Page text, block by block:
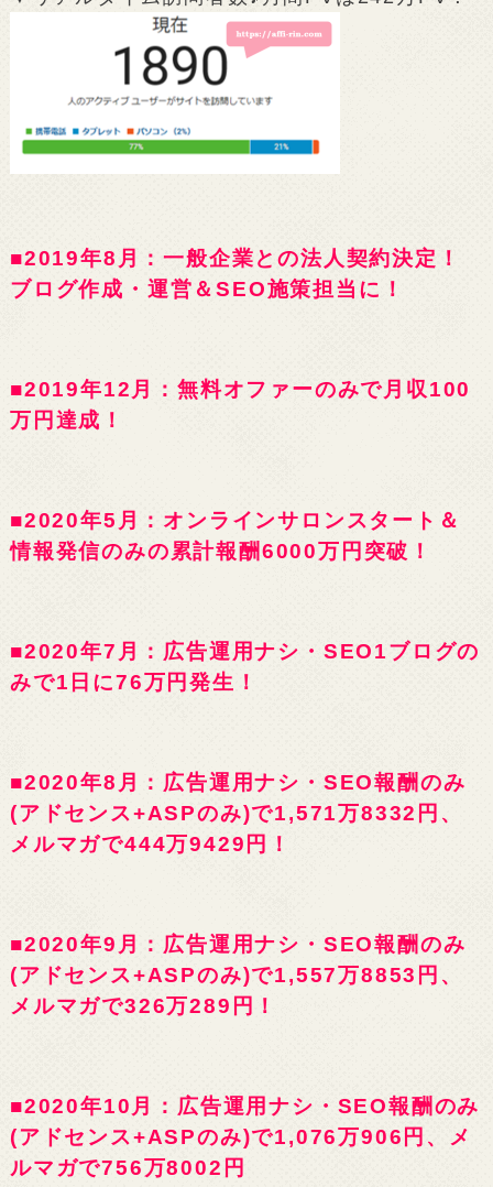
■2019年8月：一般企業との法人契約決定！
ブログ作成・運営＆SEO施策担当に！
■2019年12月：無料オファーのみで月収100
万円達成！
■2020年5月：オンラインサロンスタート＆
情報発信のみの累計報酬6000万円突破！
■2020年7月：広告運用ナシ・SEO1ブログの
みで1日に76万円発生！
■2020年8月：広告運用ナシ・SEO報酬のみ
(アドセンス+ASPのみ)で1,571万8332円、
メルマガで444万9429円！
■2020年9月：広告運用ナシ・SEO報酬のみ
(アドセンス+ASPのみ)で1,557万8853円、
メルマガで326万289円！
■2020年10月：広告運用ナシ・SEO報酬のみ
(アドセンス+ASPのみ)で1,076万906円、メ
ルマガで756万8002円